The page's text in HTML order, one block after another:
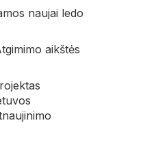
naujai ledo
aikštės